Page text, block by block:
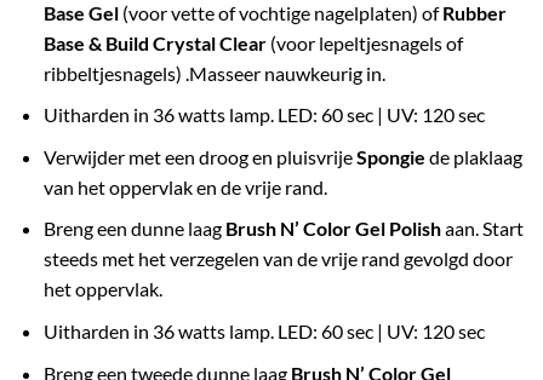
Base Gel (voor vette of vochtige nagelplaten) ofRubber
Base & Build Crystal Clear (voor lepeltjesnagels of
ribbeltjesnagels) .Masseer nauwkeurig in.
Uitharden in 36 watts lamp. LED: 60 sec | UV: 120 sec
Verwijder met een droog en pluisvrijeSpongie de plaklaag
van het oppervlak en de vrije rand.
Breng een dunne laag Brush N’ Color Gel Polishaan. Start
steeds met het verzegelen van de vrije rand gevolgd door
het oppervlak.
Uitharden in 36 watts lamp. LED: 60 sec | UV: 120 sec
Breng een tweede dunne laag Brush N’ Color Gel